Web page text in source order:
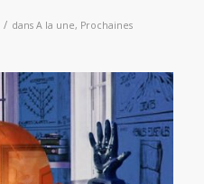
/ dans A la une, Prochaines